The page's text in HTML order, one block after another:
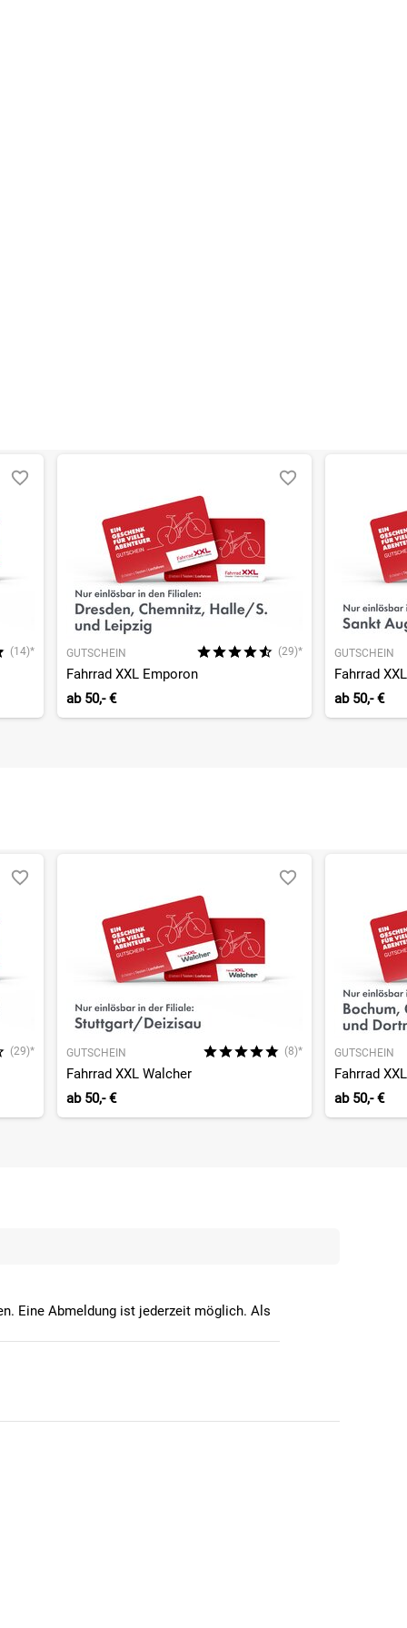
(14)* GUTSCHEIN (29)*
Fahrrad XXL Emporon
ab50,- €
GUTSCHEIN
Fahrrad
ab50,- €
(29)* GUTSCHEIN (8)*
Fahrrad XXL Walcher
ab50,- €
GUTSCHEIN
Fahrrad
ab50,- €
Eine Abmeldung ist jederzeit möglich. Als